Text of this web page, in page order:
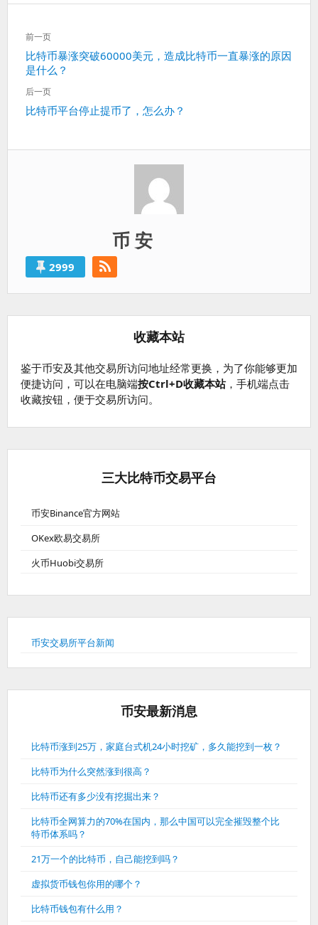
文
章
导
航
前一页
上
一
篇：
比特币暴涨突破60000美元，造成比特币一直暴涨的原因
是什么？
后一页
下
比特币平台停止提币了，怎么办？
币 安
2999
收藏本站
鉴于币安及其他交易所访问地址经常更换，为了你能够更加
便捷访问，可以在电脑端按Ctrl+D收藏本站，手机端点击
收藏按钮，便于交易所访问。
三大比特币交易平台
币安Binance官方网站
OKex欧易交易所
火币Huobi交易所
币安交易所平台新闻
币安最新消息
比特币涨到25万，家庭台式机24小时挖矿，多久能挖到一枚？
比特币为什么突然涨到很高？
比特币还有多少没有挖掘出来？
比特币全网算力的70%在国内，那么中国可以完全摧毁整个比
特币体系吗？
21万一个的比特币，自己能挖到吗？
虚拟货币钱包你用的哪个？
比特币钱包有什么用？